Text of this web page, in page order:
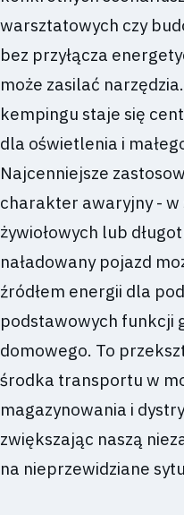
warsztatowych czy
bez przyłącza
może zasilać
kempingu staje się
dla oświetlenia i
Najcenniejsze
charakter awaryjny -
żywiołowych lub
naładowany pojazd
źródłem energii dla
podstawowych funkcji
domowego. To
środka transportu w
magazynowania i
zwiększając naszą
na nieprzewidziane